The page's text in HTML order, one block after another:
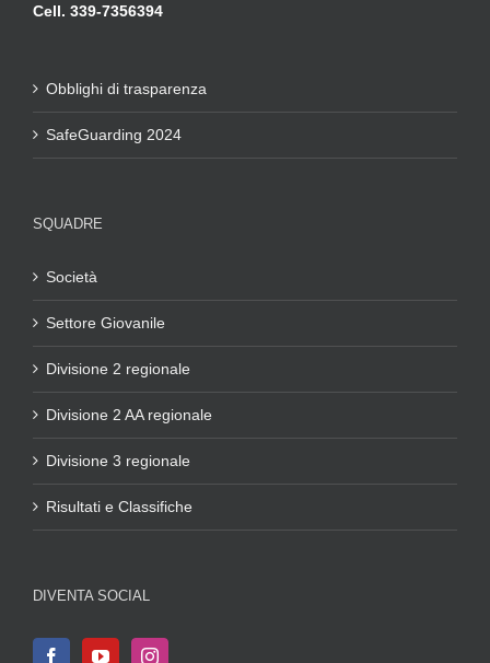
Cell. 339-7356394
Obblighi di trasparenza
SafeGuarding 2024
SQUADRE
Società
Settore Giovanile
Divisione 2 regionale
Divisione 2 AA regionale
Divisione 3 regionale
Risultati e Classifiche
DIVENTA SOCIAL